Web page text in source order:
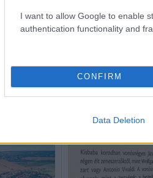
I want to allow Google to enable
authentication functionality and
CONFIRM
Data Deletion
-
magyar
"Babaútlevelet"
Aktuális